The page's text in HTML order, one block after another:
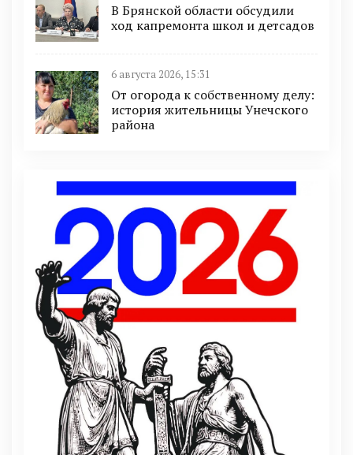
В Брянской области обсудили
ход капремонта школ и детсадов
6 августа 2026, 15:31
От огорода к собственному делу:
история жительницы Унечского
района